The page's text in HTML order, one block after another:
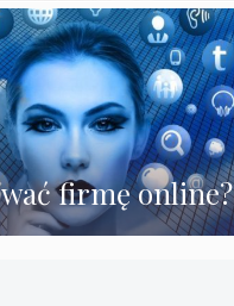
firmę online?